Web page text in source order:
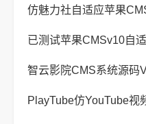
仿魅力社自适应苹果
已测试苹果CMSv10自
PlayTube仿YouTube视